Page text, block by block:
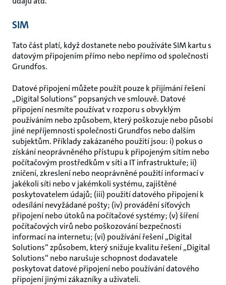
SIM
Tato část platí, když dostanete nebo používáte SIM kartu s
datovým připojením přímo nebo nepřímo od společnosti
Grundfos.
Datové připojení můžete použít pouze k přijímání řešení
„Digital Solutions“ popsaných ve smlouvě. Datové
připojení nesmíte používat v rozporu s obvyklým
používáním nebo způsobem, který poškozuje nebo působí
jiné nepříjemnosti společnosti Grundfos nebo dalším
subjektům. Příklady zakázaného použití jsou: i) pokus o
získání neoprávněného přístupu k připojeným sítím nebo
počítačovým prostředkům v síti a IT infrastruktuře; ii)
zničení, zkreslení nebo neoprávněné použití informací v
jakékoli síti nebo v jakémkoli systému, zajištěné
poskytovatelem údajů; (iii) použití datového připojení k
odesílání nevyžádané pošty; (iv) provádění síťových
připojení nebo útoků na počítačové systémy; (v) šíření
počítačových virů nebo poškozování bezpečnosti
informací na internetu; (vi) používání řešení „Digital
Solutions“ způsobem, který snižuje kvalitu řešení „Digital
Solutions“ nebo narušuje schopnost dodavatele
poskytovat datové připojení nebo používání datového
připojení jinými zákazníky a uživateli.